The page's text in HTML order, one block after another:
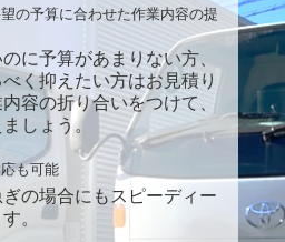
の予算に合わせた作業内容の提
に予算があまりない方、
く抑えたい方はお見積り
容の折り合いをつけて、
しょう。
も可能
の場合にもスピーディー
。